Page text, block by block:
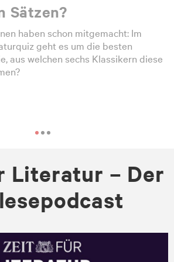
Sätzen?
haben schon mitgemacht: Im
geht es um die besten
aus welchen sechs Klassikern diese
Literatur – Der